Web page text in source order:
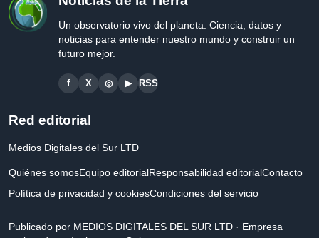
Un observatorio vivo del planeta. Ciencia, datos y
noticias para entender nuestro mundo y construir un
futuro mejor.
f X ◎ ▶ RSS
Red editorial
Medios Digitales del Sur LTD
Quiénes somosEquipo editorialResponsabilidad editorialContacto
Política de privacidad y cookiesCondiciones del servicio
Publicado por MEDIOS DIGITALES DEL SUR LTD · Empresa